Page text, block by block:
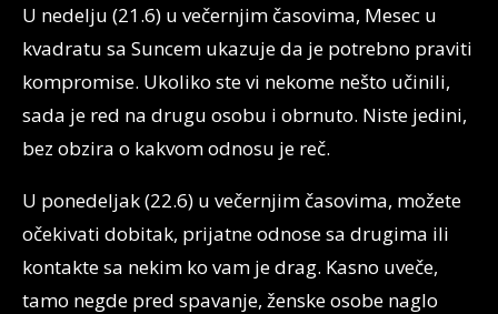
U nedelju (21.6) u večernjim časovima, Mesec u
kvadratu sa Suncem ukazuje da je potrebno praviti
kompromise. Ukoliko ste vi nekome nešto učinili,
sada je red na drugu osobu i obrnuto. Niste jedini,
bez obzira o kakvom odnosu je reč.
U ponedeljak (22.6) u večernjim časovima, možete
očekivati dobitak, prijatne odnose sa drugima ili
kontakte sa nekim ko vam je drag. Kasno uveče,
tamo negde pred spavanje, ženske osobe naglo